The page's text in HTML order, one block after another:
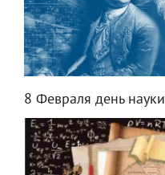
8 Февраля день науки